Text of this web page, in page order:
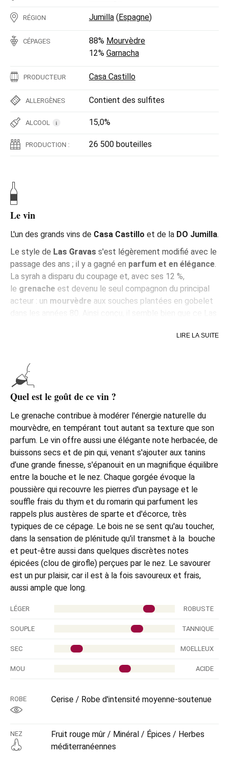
RÉGION Jumilla (Espagne)
CÉPAGES 88% Mourvèdre
12% Garnacha
PRODUCTEUR Casa Castillo
ALLERGÈNES Contient des sulfites
ALCOOL i 15,0%
PRODUCTION : 26 500 bouteilles
Le vin
L'un des grands vins de Casa Castillo et de la DO Jumilla.
Le style de Las Gravas s'est légèrement modifié avec le
passage des ans ; il y a gagné en parfum et en élégance
La syrah a disparu du coupage et, avec ses 12 %,
le grenache est devenu le seul compagnon du principal
acteur : un mourvèdre aux souches plantées en gobelet
fort probable que la cave mise désormais sur cette
vin qui a subi le plus de modifications de tous ceux de la
firme. Le Las Gravas a été élevé dans des barriques de
500 litres pendant quatorze mois, un élevage qui se
perçoit à peine dans son aromatique.
LIRE LA SUITE
Quel est le goût de ce vin ?
Le grenache contribue à modérer l'énergie naturelle du
mourvèdre, en tempérant tout autant sa texture que son
parfum. Le vin offre aussi une élégante note herbacée, de
buissons secs et de pin qui, venant s'ajouter aux tanins
d’une grande finesse, s'épanouit en un magnifique équilibre
entre la bouche et le nez. Chaque gorgée évoque la
poussière qui recouvre les pierres d'un paysage et le
souffle frais du thym et du romarin qui parfument les
rappels plus austères de sparte et d'écorce, très
typiques de ce cépage. Le bois ne se sent qu'au toucher,
dans la sensation de plénitude qu'il transmet à la bouche
et peut-être aussi dans quelques discrètes notes
épicées (clou de girofle) perçues par le nez. Le savourer
est un pur plaisir, car il est à la fois savoureux et frais,
aussi ample que long.
LÉGER ROBUSTE
SOUPLE TANNIQUE
SEC MOELLEUX
MOU ACIDE
ROBE Cerise / Robe d'intensité moyenne-soutenue
NEZ
Fruit rouge mûr / Minéral / Épices / Herbes
méditerranéennes